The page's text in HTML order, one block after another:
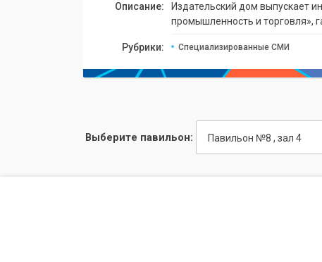
Описание:
Издательский дом выпускает
промышленность и торговля»,
Рубрики: Специализированные СМИ
Выберите павильон: Павильон №8 , зал 4